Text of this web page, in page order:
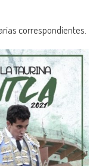
correspondientes.